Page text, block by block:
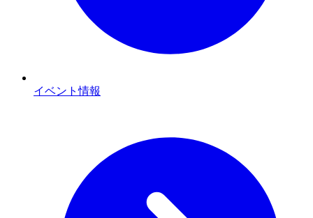
イベント情報